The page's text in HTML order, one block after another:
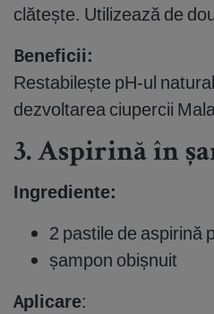
clătește. Utilizează de
Beneficii:
Restabilește pH-ul
dezvoltarea ciupercii
3. Aspirină în
Ingrediente:
2 pastile de aspirină
șampon obișnuit
Aplicare: